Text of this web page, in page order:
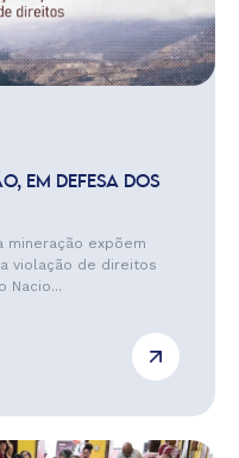
EM DEFESA DOS
mineração expõem
violação de direitos
Nacio...